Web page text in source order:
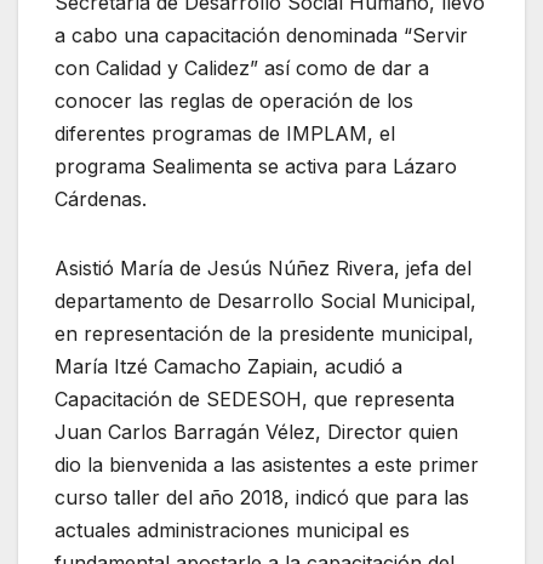
a cabo una capacitación denominada “Servir
con Calidad y Calidez” así como de dar a
conocer las reglas de operación de los
diferentes programas de IMPLAM, el
programa Sealimenta se activa para Lázaro
Cárdenas.
Asistió María de Jesús Núñez Rivera, jefa del
departamento de Desarrollo Social Municipal,
en representación de la presidente municipal,
María Itzé Camacho Zapiain, acudió a
Capacitación de SEDESOH, que representa
Juan Carlos Barragán Vélez, Director quien
dio la bienvenida a las asistentes a este primer
curso taller del año 2018, indicó que para las
actuales administraciones municipal es